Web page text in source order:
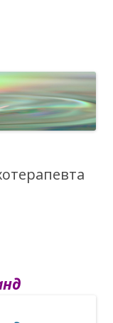
Услуги.